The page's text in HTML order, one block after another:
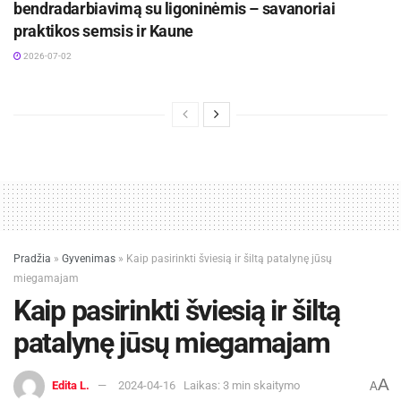
bendradarbiavimą su ligoninėmis – savanoriai
praktikos semsis ir Kaune
2026-07-02
Pradžia » Gyvenimas » Kaip pasirinkti šviesią ir šiltą patalynę jūsų
miegamajam
Kaip pasirinkti šviesią ir šiltą
patalynę jūsų miegamajam
Edita L. 2024-04-16 Laikas: 3 min skaitymo AA